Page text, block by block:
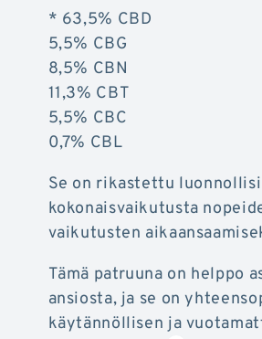
* 63,5% CBD
5,5% CBG
8,5% CBN
11,3% CBT
5,5% CBC
0,7% CBL
Se on rikastettu
kokonaisvaikutusta
vaikutusten
Tämä patruuna on helppo
ansiosta, ja se on
käytännöllisen ja